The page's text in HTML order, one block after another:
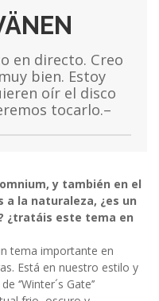
en directo. Creo
bien. Estoy
oír el disco
tocarlo.–
y también en el
la naturaleza, ¿es un
¿tratáis este tema en
tema importante en
Está en nuestro estilo y
Gate’’